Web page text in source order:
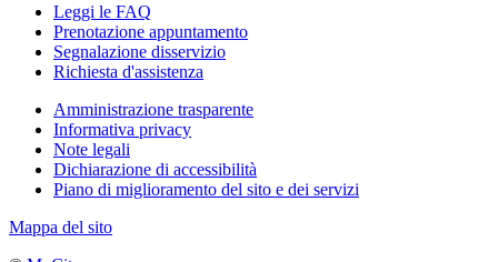
Leggi le FAQ
Prenotazione appuntamento
Segnalazione disservizio
Richiesta d'assistenza
Amministrazione trasparente
Informativa privacy
Note legali
Dichiarazione di accessibilità
Piano di miglioramento del sito e dei servizi
Mappa del sito